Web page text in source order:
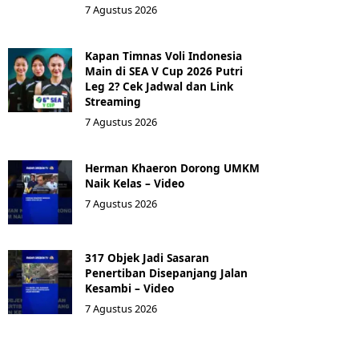
7 Agustus 2026
Kapan Timnas Voli Indonesia
Main di SEA V Cup 2026 Putri
Leg 2? Cek Jadwal dan Link
Streaming
7 Agustus 2026
Herman Khaeron Dorong UMKM
Naik Kelas – Video
7 Agustus 2026
317 Objek Jadi Sasaran
Penertiban Disepanjang Jalan
Kesambi – Video
7 Agustus 2026